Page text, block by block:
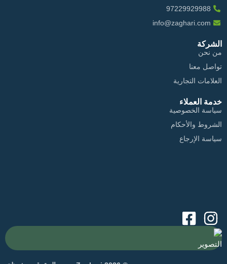
97229929988
info@zaghari.com
الشركة
من نحن
تواصل معنا
العلامات التجارية
خدمة العملاء
سياسة الخصوصية
الشروط والأحكام
سياسة الإرجاع
التصوير